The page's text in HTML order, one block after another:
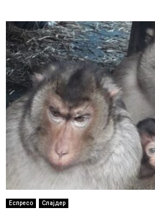
Еспресо Слајдер